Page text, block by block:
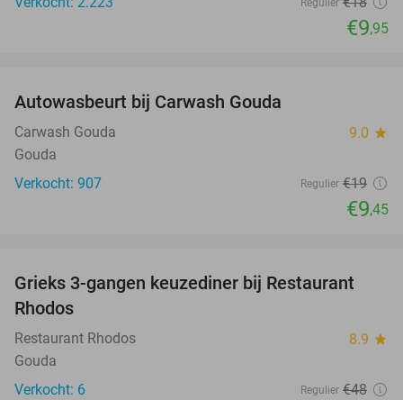
Regulier
€9,95
Autowasbeurt bij Carwash Gouda
Carwash Gouda 9.0 star
Gouda
Verkocht: 907
Regulier €19
€9,45
49%
Grieks 3-gangen keuzediner bij Restaurant
Rhodos
Restaurant Rhodos 8.9 star
Gouda
Verkocht: 6
Regulier €48